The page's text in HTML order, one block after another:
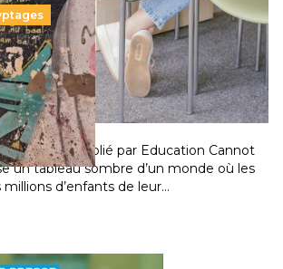
victimes de la guerre, des
et des déplacements de
mondial publié par Education Cannot
un tableau sombre d’un monde où les
d’enfants de leur…